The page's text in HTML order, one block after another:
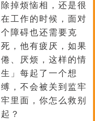
掉烦恼相，还是很
工作的时候，面对
障碍也还需要克
，他有疲厌，如果
、厌烦，这样的情
」每起了一个想
，不会被关到监牢
里面，你怎么救别
？